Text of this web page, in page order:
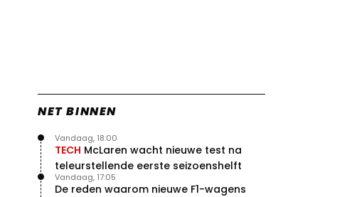
NET BINNEN
TECH McLaren wacht nieuwe test na
teleurstellende eerste seizoenshelft
Vandaag, 18:00
De reden waarom nieuwe F1-wagens
Vandaag, 17:05